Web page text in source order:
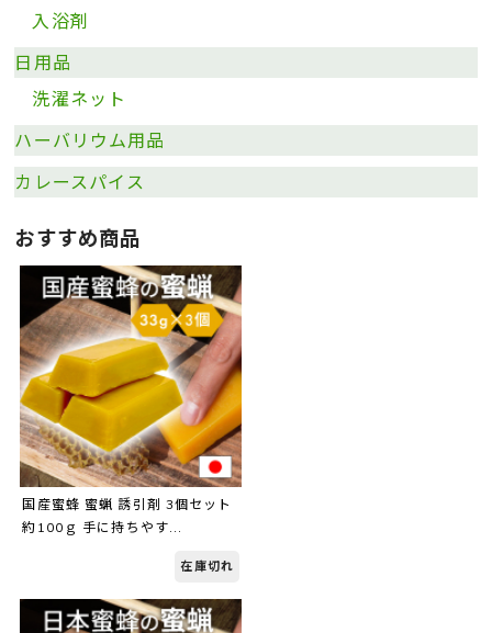
入浴剤
日用品
洗濯ネット
ハーバリウム用品
カレースパイス
おすすめ商品
国産蜜蜂 蜜蝋 誘引剤 3個セット
約100ｇ 手に持ちやす...
在庫切れ